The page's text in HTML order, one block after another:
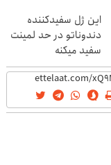
این ژل سفیدکننده
دندوناتو در حد لمینت
سفید میکنه
(40%تخفیف)